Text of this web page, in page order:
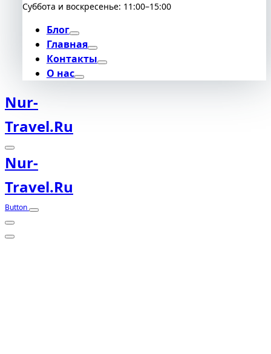
Суббота и воскресенье: 11:00–15:00
Блог
Главная
Контакты
О нас
Nur-
Travel.ru
Nur-
Travel.ru
Button